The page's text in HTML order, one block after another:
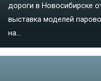
дороги в Новосибирске
выставка моделей
на...